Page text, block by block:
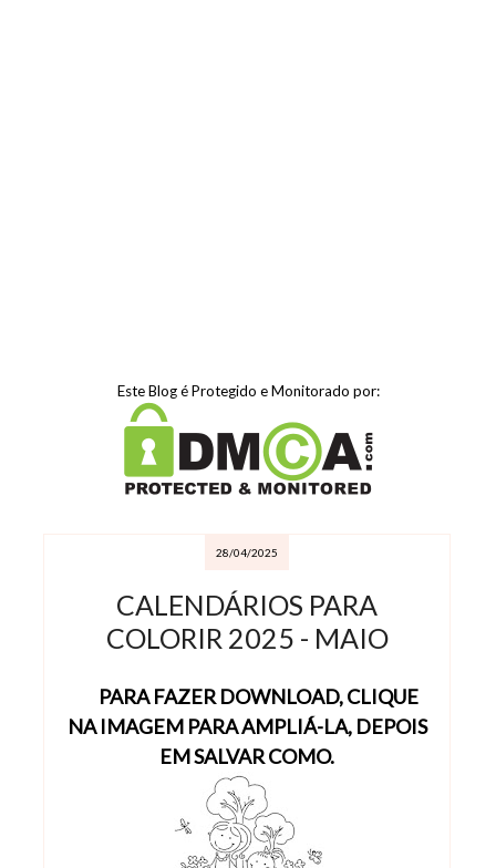
Este Blog é Protegido e Monitorado por:
28/04/2025
CALENDÁRIOS PARA
COLORIR 2025 - MAIO
PARA FAZER DOWNLOAD, CLIQUE
NA IMAGEM PARA AMPLIÁ-LA, DEPOIS
EM SALVAR COMO.